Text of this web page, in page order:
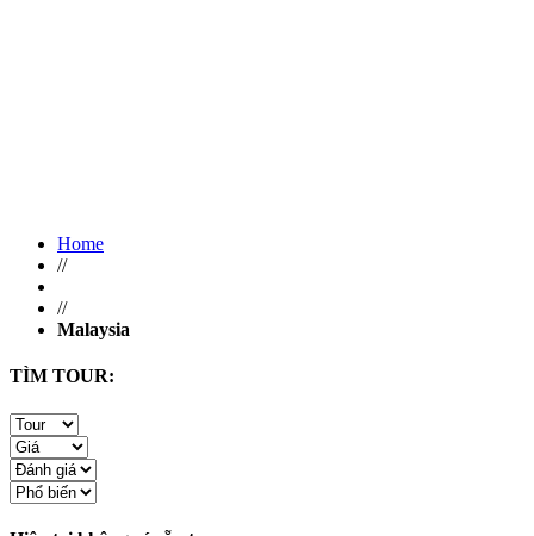
Home
//
//
Malaysia
TÌM TOUR: